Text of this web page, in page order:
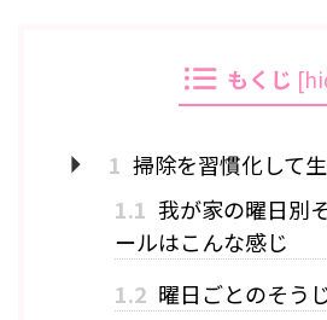
もくじ [
1 掃除を習慣化して
1.1 我が家の曜日別
ールはこんな感じ
1.2 曜日ごとのそう